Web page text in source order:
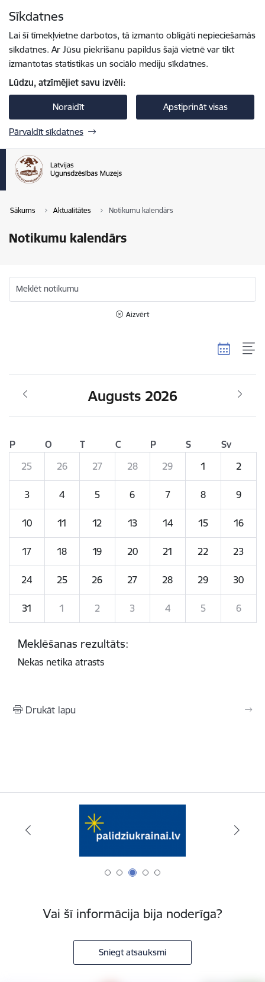
Sīkdatnes
Lai šī tīmekļvietne darbotos, tā izmanto obligāti nepieciešamās
sīkdatnes. Ar Jūsu piekrišanu papildus šajā vietnē var tikt
izmantotas statistikas un sociālo mediju sīkdatnes.
Lūdzu, atzīmējiet savu izvēli:
Noraidīt Apstiprināt visas
Pārvaldīt sīkdatnes
Sākums Aktualitātes Notikumu kalendārs
Notikumu kalendārs
Meklēt notikumu
Aizvērt
Augusts 2026
P O T C P S
Sv
25
26 27 28 29 1 2
3 4 5 6 7 8 9
10 11 12 13 14 15 16
17 18 19 20 21 22 23
24 25 26 27 28 29 30
31 1 2 3 4 5 6
Meklēšanas rezultāts:
Nekas netika atrasts
Drukāt lapu
Vai šī informācija bija noderīga?
Sniegt atsauksmi